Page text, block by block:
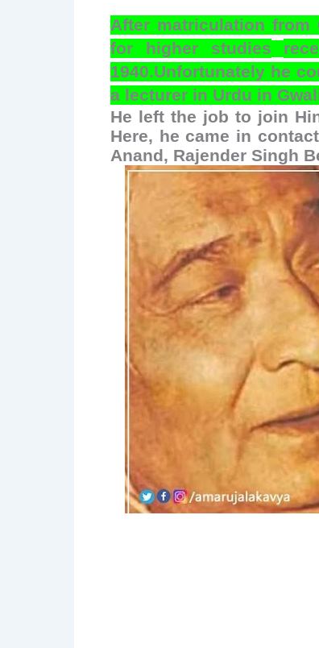
After matriculation from
for higher studies
1940.Unfortunately he
a lecturer in Urdu in
He left the job to join
Here, he came in
Anand, Rajender Singh